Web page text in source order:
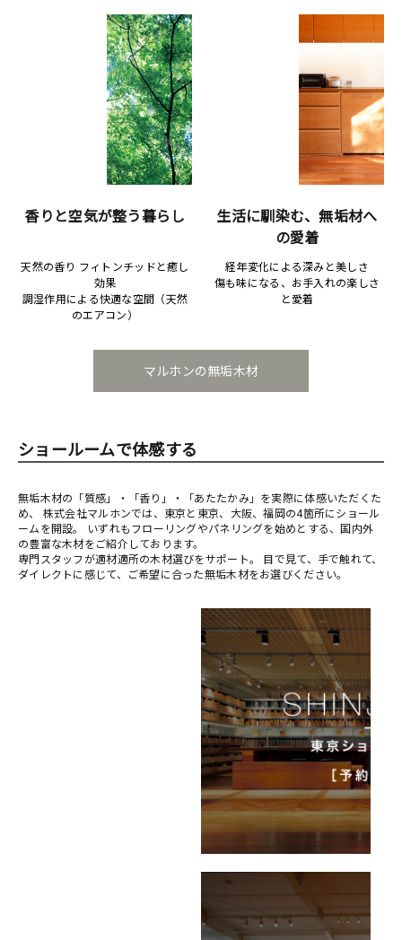
香りと空気が整う暮らし
天然の香り フィトンチッドと癒し
効果
調湿作用による快適な空間（天然
のエアコン）
生活に馴染む、無垢材へ
の愛着
経年変化による深みと美しさ
傷も味になる、お手入れの楽しさ
と愛着
マルホンの無垢木材
ショールームで体感する
無垢木材の「質感」・「香り」・「あたたかみ」を実際に体感いただくた
め、 株式会社マルホンでは、東京と東京、大阪、福岡の4箇所にショール
ームを開設。 いずれもフローリングやパネリングを始めとする、国内外
の豊富な木材をご紹介しております。
専門スタッフが適材適所の木材選びをサポート。 目で見て、手で触れて、
ダイレクトに感じて、ご希望に合った無垢木材をお選びください。